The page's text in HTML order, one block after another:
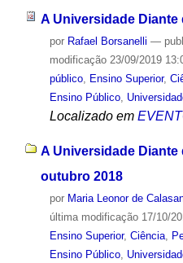
A Universidade Diante
por Rafael Borsanelli —
modificação23/09/2019
público, Ensino Superior,
Ensino Público,
Localizado em
A Universidade Diante
outubro 2018
por Maria Leonor de
última modificação17/10/
Ensino Superior, Ciência,
Ensino Público,